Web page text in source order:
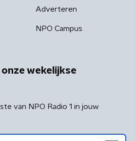
Adverteren
NPO Campus
wekelijkse
van NPO Radio 1 in jouw